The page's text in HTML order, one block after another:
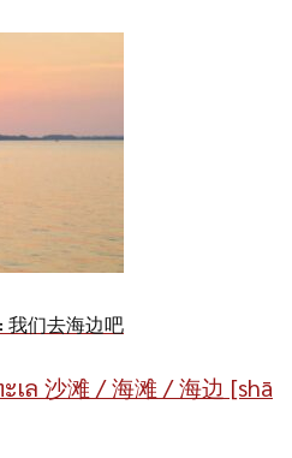
我们去海边吧
ล 沙滩 / 海滩 / 海边 [shā​